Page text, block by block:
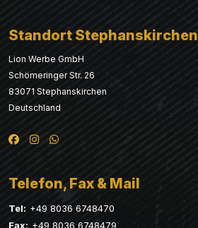
Standort Stephanskirchen
Lion Werbe GmbH
Schömeringer Str. 26
83071 Stephanskirchen
Deutschland
Telefon, Fax & Mail
Tel: +49 8036 6748470
Fax: +49 8036 6748479